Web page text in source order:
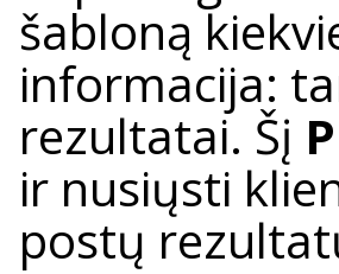
šabloną
informacija:
rezultatai. Šį
ir nusiųsti
postų